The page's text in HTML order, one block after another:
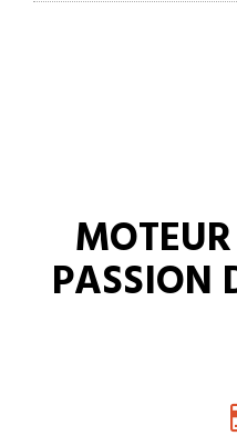
PASSION